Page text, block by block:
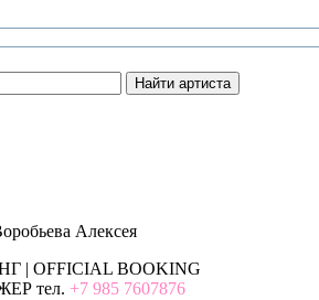
OFFICIAL BOOKING
тел. +7 985 7607876